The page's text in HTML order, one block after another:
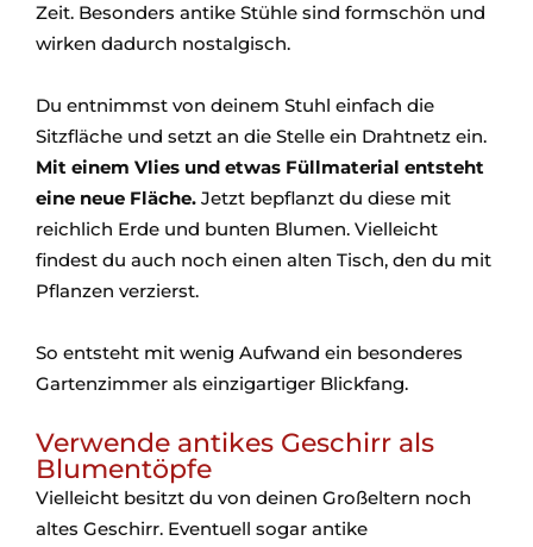
Zeit. Besonders antike Stühle sind formschön und
wirken dadurch nostalgisch.
Du entnimmst von deinem Stuhl einfach die
Sitzfläche und setzt an die Stelle ein Drahtnetz ein.
Mit einem Vlies und etwas Füllmaterial entsteht
eine neue Fläche. Jetzt bepflanzt du diese mit
reichlich Erde und bunten Blumen. Vielleicht
findest du auch noch einen alten Tisch, den du mit
Pflanzen verzierst.
So entsteht mit wenig Aufwand ein besonderes
Gartenzimmer als einzigartiger Blickfang.
Verwende antikes Geschirr als
Blumentöpfe
Vielleicht besitzt du von deinen Großeltern noch
altes Geschirr. Eventuell sogar antike